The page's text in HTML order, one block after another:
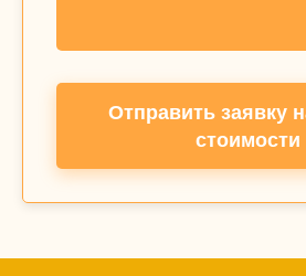
Отправить заявку
стоимости